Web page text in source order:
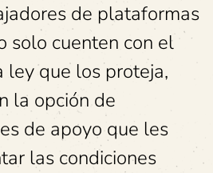
de plataformas
solo cuenten con el
ley que los proteja,
la opción de
de apoyo que les
las condiciones